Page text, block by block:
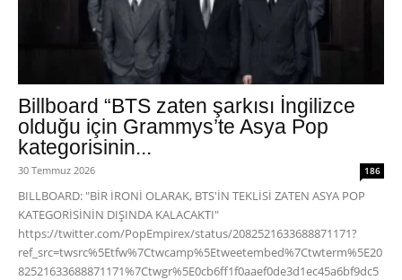
Billboard “BTS zaten şarkısı İngilizce
olduğu için Grammys’te Asya Pop
kategorisinin...
30 Temmuz 2026 186
BILLBOARD: "BİR İRONİ OLARAK, BTS'İN TEKLİSİ ZATEN ASYA POP
KATEGORİSİNİN DIŞINDA KALACAKTI"
https://twitter.com/PopEmpirex/status/2082521633688871171?
ref_src=twsrc%5Etfw%7Ctwcamp%5Etweetembed%7Ctwterm%5E20
82521633688871171%7Ctwgr%5E0cb6ff1f0aaef0de3d1ec45a6bf9dc5